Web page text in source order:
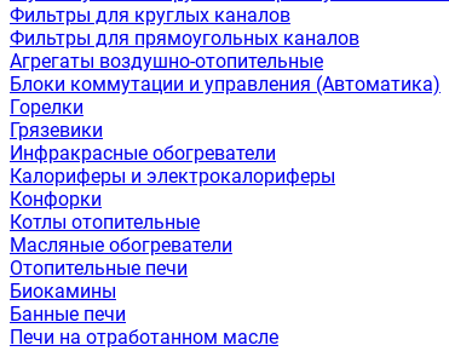
Фильтры для круглых каналов
Фильтры для прямоугольных каналов
Агрегаты воздушно-отопительные
Блоки коммутации и управления (Автоматика)
Горелки
Грязевики
Инфракрасные обогреватели
Калориферы и электрокалориферы
Конфорки
Котлы отопительные
Масляные обогреватели
Отопительные печи
Биокамины
Банные печи
Печи на отработанном масле